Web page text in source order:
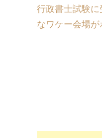
行政書士試験
なワケー会場が